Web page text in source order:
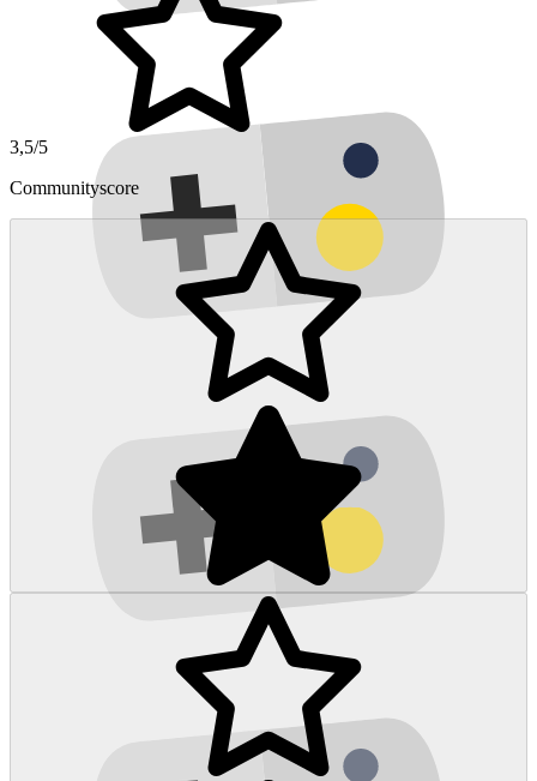
3,5/5
Communityscore